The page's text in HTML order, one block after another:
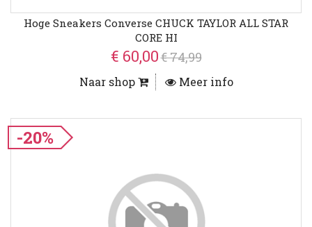
Hoge Sneakers Converse CHUCK TAYLOR ALL STAR
CORE HI
€ 60,00€ 74,99
Naar shop Meer info
-20%